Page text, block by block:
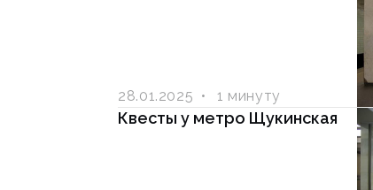
28.01.2025 1 минуту
Квесты у метро Щукинская